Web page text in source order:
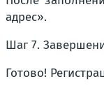
адрес».
Шаг 7.
Готово!